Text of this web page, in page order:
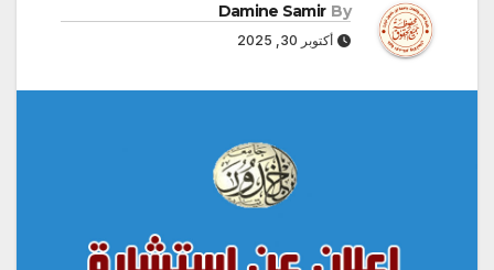
By
Damine Samir
أكتوبر 30, 2025